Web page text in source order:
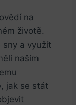
na
životě.
sny a využít
našim
jak se stát